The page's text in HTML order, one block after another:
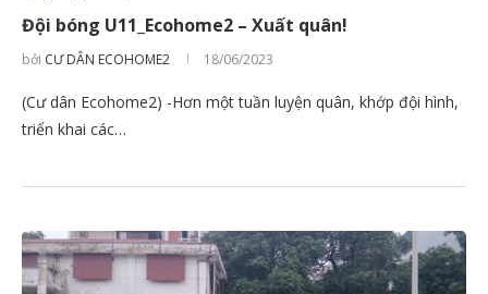
Đội bóng U11_Ecohome2 – Xuất quân!
bởi CƯ DÂN ECOHOME2 18/06/2023
(Cư dân Ecohome2) -Hơn một tuần luyện quân, khớp đội hình,
triển khai các…